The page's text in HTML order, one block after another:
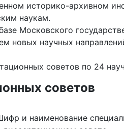
историко-архивном
наукам.
Московского
новых научных
советов по 24
советов
и наименование